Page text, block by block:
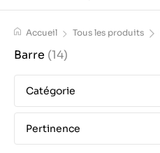
Accueil Tous les produits
Barre (14)
Catégorie
Pertinence